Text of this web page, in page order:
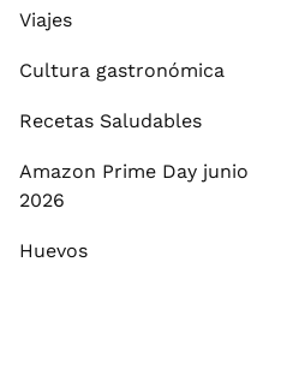
Viajes
Cultura gastronómica
Recetas Saludables
Amazon Prime Day junio
2026
Huevos